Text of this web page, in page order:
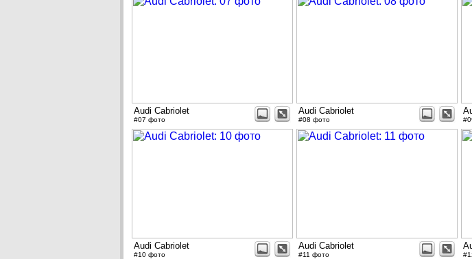
Audi Cabriolet
#07 фото
Audi Cabriolet
#08 фото
Audi Cabriolet
#10 фото
Audi Cabriolet
#11 фото